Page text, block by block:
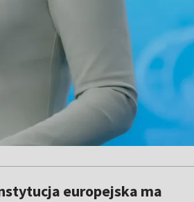
europejska ma